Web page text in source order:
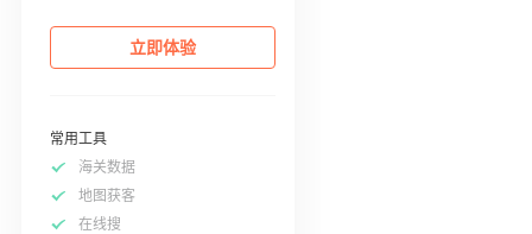
立即体验
常用工具
海关数据
地图获客
在线搜